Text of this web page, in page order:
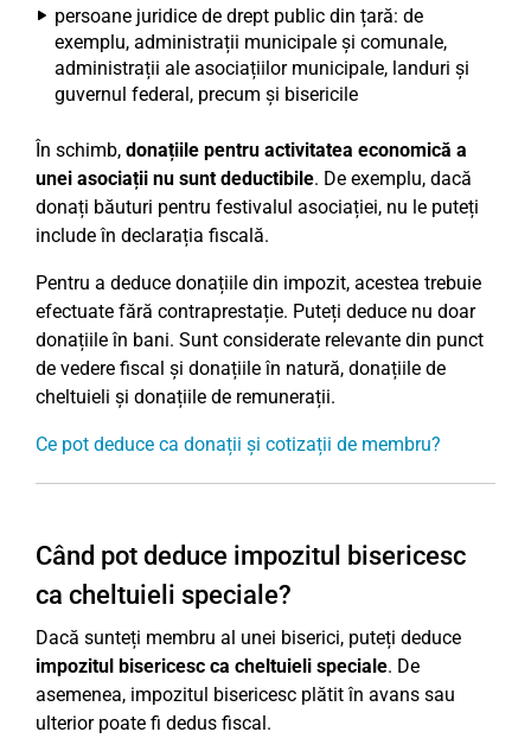
persoane juridice de drept public din țară: de
exemplu, administrații municipale și comunale,
administrații ale asociațiilor municipale, landuri și
guvernul federal, precum și bisericile
În schimb, donațiile pentru activitatea economică a
unei asociații nu sunt deductibile. De exemplu, dacă
donați băuturi pentru festivalul asociației, nu le puteți
include în declarația fiscală.
Pentru a deduce donațiile din impozit, acestea trebuie
efectuate fără contraprestație. Puteți deduce nu doar
donațiile în bani. Sunt considerate relevante din punct
de vedere fiscal și donațiile în natură, donațiile de
cheltuieli și donațiile de remunerații.
Ce pot deduce ca donații și cotizații de membru?
Când pot deduce impozitul bisericesc
ca cheltuieli speciale?
Dacă sunteți membru al unei biserici, puteți deduce
impozitul bisericesc ca cheltuieli speciale. De
asemenea, impozitul bisericesc plătit în avans sau
ulterior poate fi dedus fiscal.